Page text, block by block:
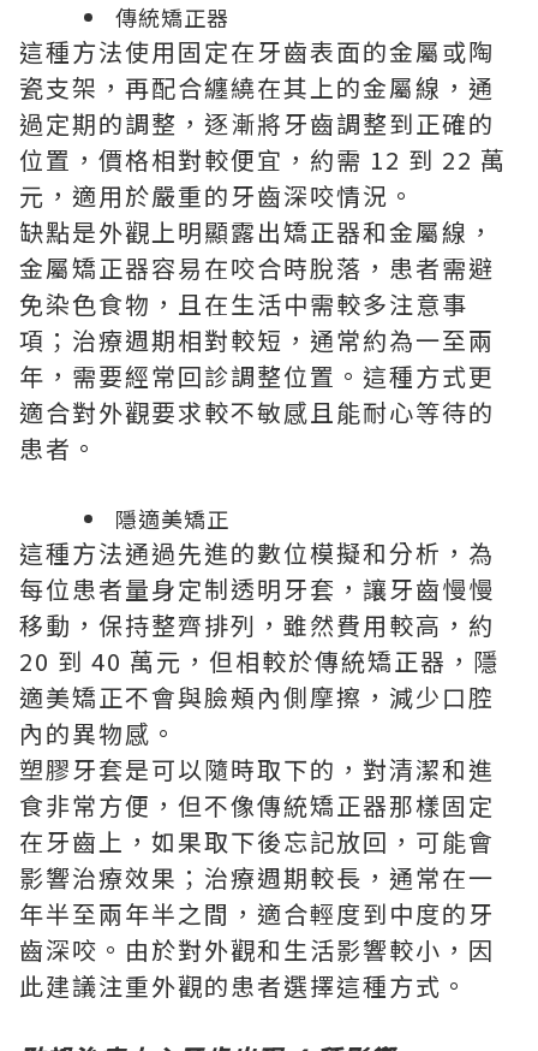
傳統矯正器
這種方法使用固定在牙齒表面的金屬或陶
瓷支架，再配合纏繞在其上的金屬線，通
過定期的調整，逐漸將牙齒調整到正確的
位置，價格相對較便宜，約需 12 到 22 萬
元，適用於嚴重的牙齒深咬情況。
缺點是外觀上明顯露出矯正器和金屬線，
金屬矯正器容易在咬合時脫落，患者需避
免染色食物，且在生活中需較多注意事
項；治療週期相對較短，通常約為一至兩
年，需要經常回診調整位置。這種方式更
適合對外觀要求較不敏感且能耐心等待的
患者。
隱適美矯正
這種方法通過先進的數位模擬和分析，為
每位患者量身定制透明牙套，讓牙齒慢慢
移動，保持整齊排列，雖然費用較高，約
20 到 40 萬元，但相較於傳統矯正器，隱
適美矯正不會與臉頰內側摩擦，減少口腔
內的異物感。
塑膠牙套是可以隨時取下的，對清潔和進
食非常方便，但不像傳統矯正器那樣固定
在牙齒上，如果取下後忘記放回，可能會
影響治療效果；治療週期較長，通常在一
年半至兩年半之間，適合輕度到中度的牙
齒深咬。由於對外觀和生活影響較小，因
此建議注重外觀的患者選擇這種方式。